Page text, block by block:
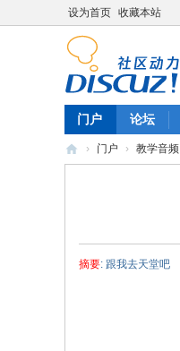
设为首页 收藏本站
门户 论坛
› 门户 › 教学音频
摘要: 跟我去天堂吧